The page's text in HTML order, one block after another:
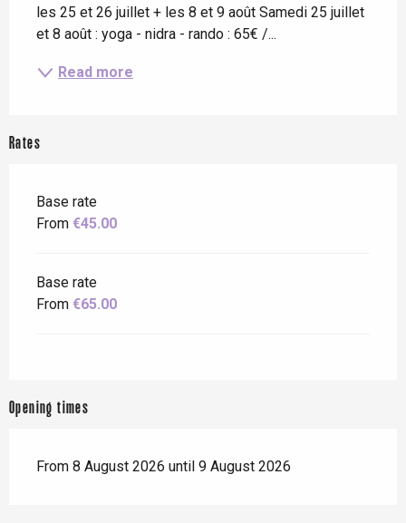
les 25 et 26 juillet + les 8 et 9 août Samedi 25 juillet
et 8 août : yoga - nidra - rando : 65€ /...
Read more
Rates
Base rate
From €45.00
Base rate
From €65.00
Opening times
From 8 August 2026 until 9 August 2026